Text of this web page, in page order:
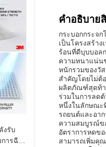
งรับ
ารฉีด
คําอธิบาย
กระบอกกระจ
เป็นโครงสร้า
ร้อนที่ดีบุบบอล
ความหนาแน่น
หนักรวมของวั
สําคัญโดยไม่ต้
ผลิตภัณฑ์สุดท้า
ร่วมในการลด
หนึ่งในลักษณะ
รถยนต์และอา
ความสมบูรณ์ข
อัตราการหดข
สามารถเพิ่มคุ